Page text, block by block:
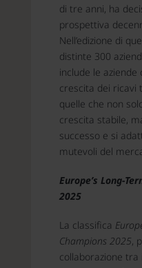
di tre anni, ha
prospettiva
Nell’edizione di
distinte 300
include le
crescita dei ricavi
quelle che non
crescita stabile,
successo e si
mutevoli del
Europe’s Long-
2025
La classifica
Champions 2025,
collaborazione tra